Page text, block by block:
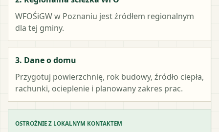
WFOŚiGW w Poznaniu jest źródłem regionalnym
dla tej gminy.
3. Dane o domu
Przygotuj powierzchnię, rok budowy, źródło ciepła,
rachunki, ocieplenie i planowany zakres prac.
OSTROŻNIE Z LOKALNYM KONTAKTEM